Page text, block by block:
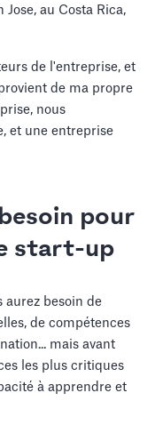
Jose, au Costa Rica,
de l'entreprise, et
de ma propre
nous
et une entreprise
pour
start-up
aurez besoin de
de compétences
mais avant
les plus critiques
à apprendre et